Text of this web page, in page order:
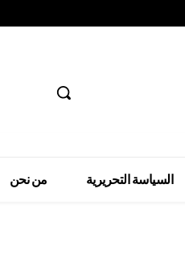
السياسة التحريرية من نحن